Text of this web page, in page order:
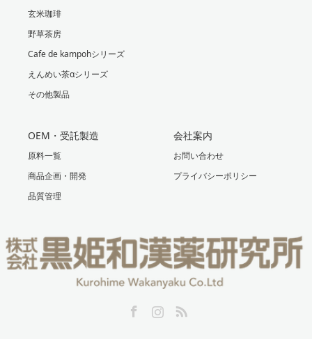
玄米珈琲
野草茶房
Cafe de kampohシリーズ
えんめい茶αシリーズ
その他製品
OEM・受託製造
原料一覧
商品企画・開発
品質管理
会社案内
お問い合わせ
プライバシーポリシー